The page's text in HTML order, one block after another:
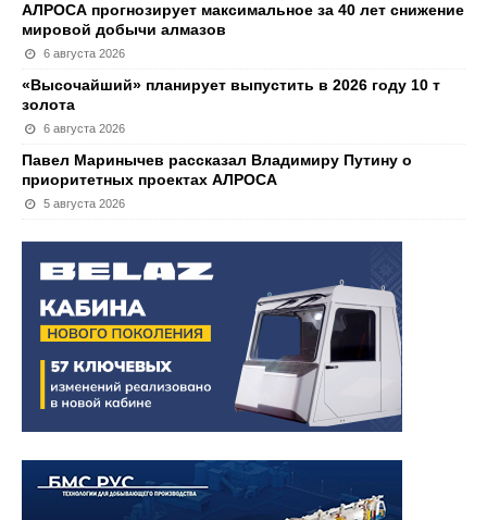
АЛРОСА прогнозирует максимальное за 40 лет снижение
мировой добычи алмазов
6 августа 2026
«Высочайший» планирует выпустить в 2026 году 10 т
золота
6 августа 2026
Павел Маринычев рассказал Владимиру Путину о
приоритетных проектах АЛРОСА
5 августа 2026